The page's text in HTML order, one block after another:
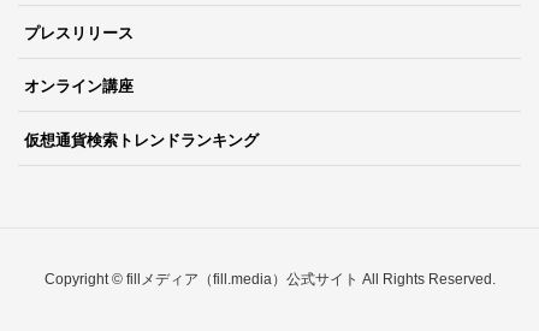
プレスリリース
オンライン講座
仮想通貨検索トレンドランキング
Copyright © fillメディア（fill.media）公式サイト All Rights Reserved.